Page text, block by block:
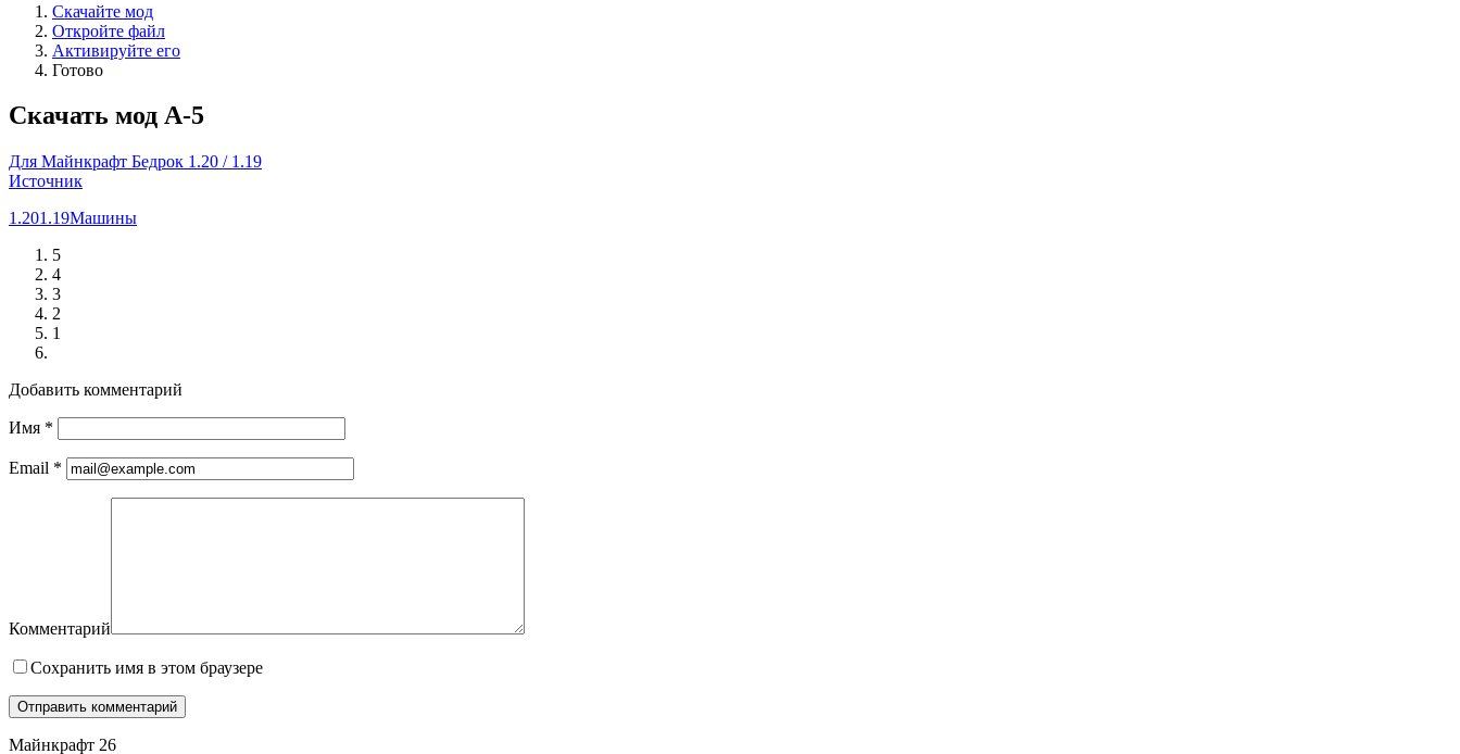
Скачайте мод
Откройте файл
Активируйте его
Готово
Скачать мод A-5
Для Майнкрафт Бедрок 1.20 / 1.19
Источник
1.201.19Машины
5
4
3
2
1
Добавить комментарий
Имя *
Email *
Комментарий
Сохранить имя в этом браузере
Майнкрафт 26